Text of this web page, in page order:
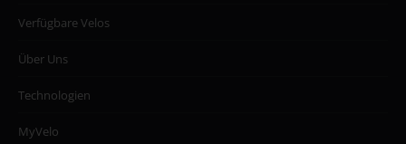
Verfügbare Velos
Über Uns
Technologien
MyVelo